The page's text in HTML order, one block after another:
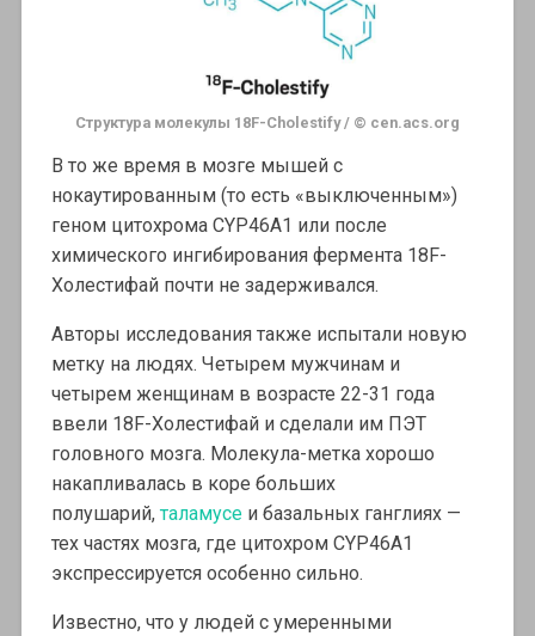
Структура молекулы 18F-Cholestify / © cen.acs.org
В то же время в мозге мышей с
нокаутированным (то есть «выключенным»)
геном цитохрома CYP46A1 или после
химического ингибирования фермента 18F-
Холестифай почти не задерживался.
Авторы исследования также испытали новую
метку на людях. Четырем мужчинам и
четырем женщинам в возрасте 22-31 года
ввели 18F-Холестифай и сделали им ПЭТ
головного мозга. Молекула-метка хорошо
накапливалась в коре больших
полушарий, таламусеи базальных ганглиях —
тех частях мозга, где цитохром CYP46A1
экспрессируется особенно сильно.
Известно, что у людей с умеренными